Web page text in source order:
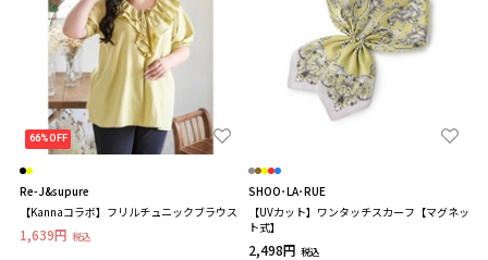
66%OFF
Re-J&supure
【Kannaコラボ】フリルチュニックブラウス
1,639円 税込
SHOO･LA･RUE
【UVカット】ワンタッチスカーフ【マグネッ
ト式】
2,498円 税込